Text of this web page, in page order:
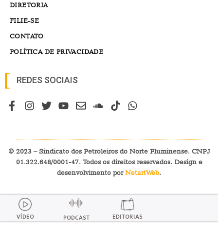
DIRETORIA
FILIE-SE
CONTATO
POLÍTICA DE PRIVACIDADE
REDES SOCIAIS
© 2023 – Sindicato dos Petroleiros do Norte Fluminense. CNPJ
01.322.648/0001-47. Todos os direitos reservados. Design e
desenvolvimento porNetartWeb.
VÍDEO PODCAST EDITORIAS